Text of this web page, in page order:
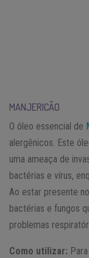
MANJERICÃO
O óleo essencial de
alergênicos. Este
uma ameaça de
bactérias e vírus,
Ao estar presente
bactérias e fungos
problemas
Como utilizar: